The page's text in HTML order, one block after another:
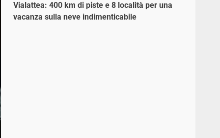
Vialattea: 400 km di piste e 8 località per una
vacanza sulla neve indimenticabile